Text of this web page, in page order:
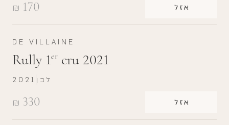
₪ 170 אזל
DE VILLAINE
Rully 1er cru 2021
₪ 330 אזל
2021 לבן